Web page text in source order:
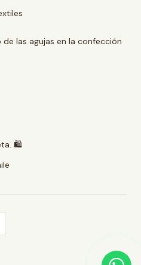
las agujas en la confección
🛍️